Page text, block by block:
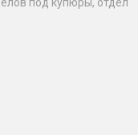
под купюры, отдел